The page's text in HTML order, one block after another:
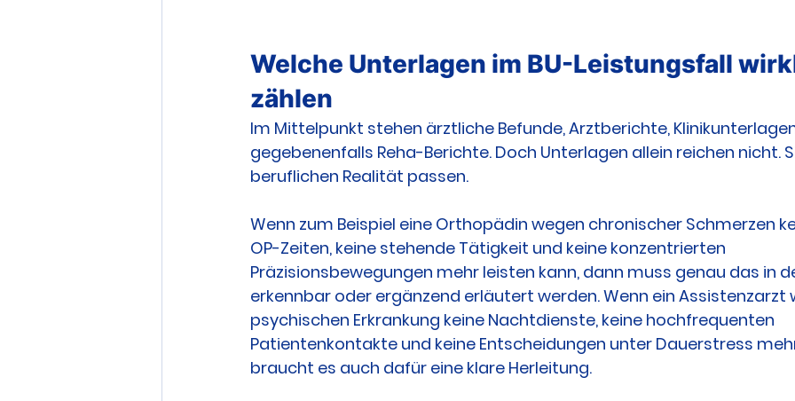
Welche Unterlagen im BU-Leistungsfall
zählen
Im Mittelpunkt stehen ärztliche Befunde, Arztberichte,
gegebenenfalls Reha-Berichte. Doch Unterlagen allein reichen nicht.
beruflichen Realität passen.
Wenn zum Beispiel eine Orthopädin wegen chronischer Schmerzen
OP-Zeiten, keine stehende Tätigkeit und keine konzentrierten
Präzisionsbewegungen mehr leisten kann, dann muss genau das in
erkennbar oder ergänzend erläutert werden. Wenn ein Assistenzarzt
psychischen Erkrankung keine Nachtdienste, keine hochfrequenten
Patientenkontakte und keine Entscheidungen unter Dauerstress
braucht es auch dafür eine klare Herleitung.